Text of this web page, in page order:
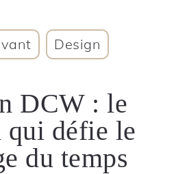
Design
DCW : le
qui défie le
du temps